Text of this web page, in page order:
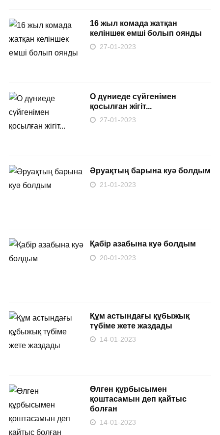
16 жыл комада жатқан
келіншек емші болып оянды
27-01-2023
О дүниеде сүйгенімен
қосылған жігіт...
27-01-2023
Әруақтың барына куә болдым
21-01-2023
Қабір азабына куә болдым
20-01-2023
Құм астындағы құбыжық
түбіме жете жаздады
14-01-2023
Өлген құрбысымен
қоштасамын деп қайтыс
болған
14-01-2023